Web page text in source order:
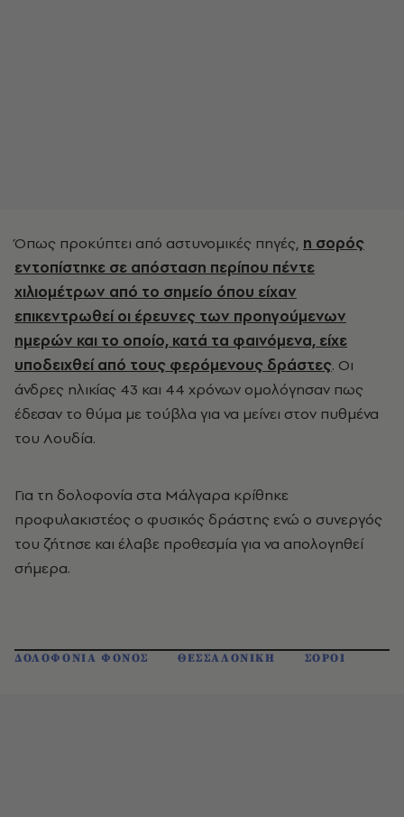
Όπως προκύπτει από αστυνομικές πηγές, η σορός
εντοπίστηκε σε απόσταση περίπου πέντε
χιλιομέτρων από το σημείο όπου είχαν
επικεντρωθεί οι έρευνες των προηγούμενων
ημερών και το οποίο, κατά τα φαινόμενα, είχε
υποδειχθεί από τους φερόμενους δράστες. Οι
άνδρες ηλικίας 43 και 44 χρόνων ομολόγησαν πως
έδεσαν το θύμα με τούβλα για να μείνει στον πυθμένα
του Λουδία.
Για τη δολοφονία στα Μάλγαρα κρίθηκε
προφυλακιστέος ο φυσικός δράστης ενώ ο συνεργός
του ζήτησε και έλαβε προθεσμία για να απολογηθεί
σήμερα.
ΔΟΛΟΦΟΝΙΑ ΦΟΝΟΣ ΘΕΣΣΑΛΟΝΙΚΗ ΣΟΡΟΙ